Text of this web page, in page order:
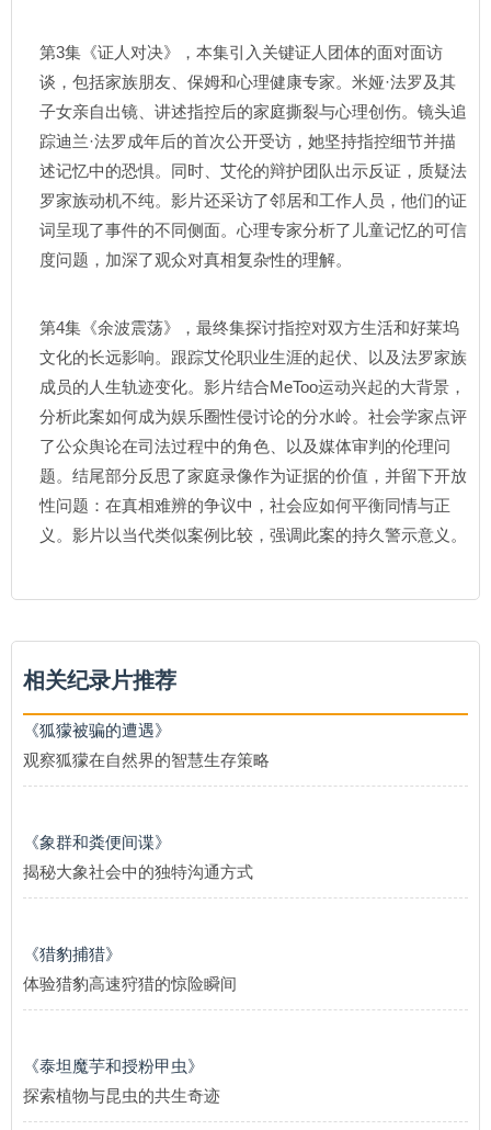
第3集《证人对决》，本集引入关键证人团体的面对面访
谈，包括家族朋友、保姆和心理健康专家。米娅·法罗及其
子女亲自出镜、讲述指控后的家庭撕裂与心理创伤。镜头追
踪迪兰·法罗成年后的首次公开受访，她坚持指控细节并描
述记忆中的恐惧。同时、艾伦的辩护团队出示反证，质疑法
罗家族动机不纯。影片还采访了邻居和工作人员，他们的证
词呈现了事件的不同侧面。心理专家分析了儿童记忆的可信
度问题，加深了观众对真相复杂性的理解。
第4集《余波震荡》，最终集探讨指控对双方生活和好莱坞
文化的长远影响。跟踪艾伦职业生涯的起伏、以及法罗家族
成员的人生轨迹变化。影片结合MeToo运动兴起的大背景，
分析此案如何成为娱乐圈性侵讨论的分水岭。社会学家点评
了公众舆论在司法过程中的角色、以及媒体审判的伦理问
题。结尾部分反思了家庭录像作为证据的价值，并留下开放
性问题：在真相难辨的争议中，社会应如何平衡同情与正
义。影片以当代类似案例比较，强调此案的持久警示意义。
相关纪录片推荐
《狐獴被骗的遭遇》
观察狐獴在自然界的智慧生存策略
《象群和粪便间谍》
揭秘大象社会中的独特沟通方式
《猎豹捕猎》
体验猎豹高速狩猎的惊险瞬间
《泰坦魔芋和授粉甲虫》
探索植物与昆虫的共生奇迹